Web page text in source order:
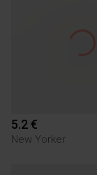
5.2 €
New Yorker